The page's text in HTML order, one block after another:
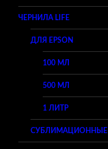
ЧЕРНИЛА LIFE
ДЛЯ EPSON
100 МЛ
500 МЛ
1 ЛИТР
СУБЛИМАЦИОННЫЕ